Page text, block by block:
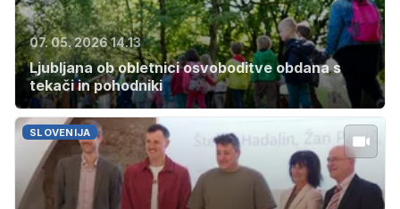
07. 05. 2026 14.13
Ljubljana ob obletnici osvoboditve obdana s
tekači in pohodniki
SLOVENIJA